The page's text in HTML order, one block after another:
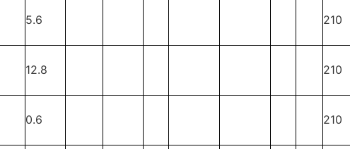
5.6 210
12.8 210
0.6 210